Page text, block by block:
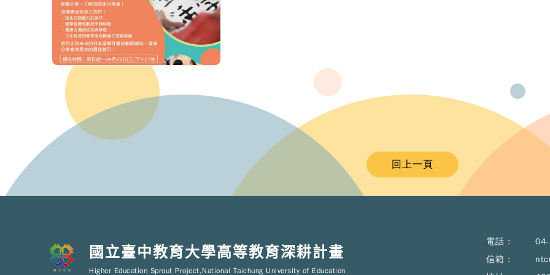
回上一頁
國立臺中教育大學高等教育深耕計畫
Higher Education Sprout Project,National Taichung University of Education
電話 :
信箱 :